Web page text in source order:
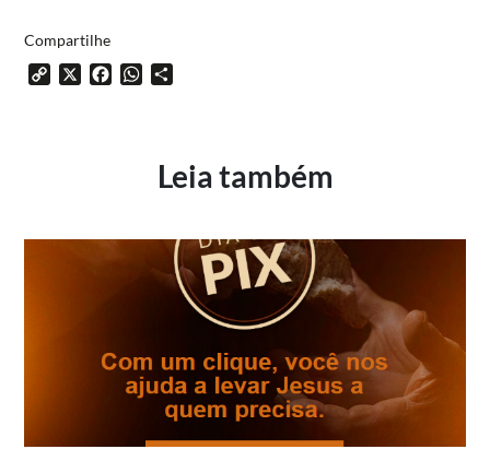
Compartilhe
Copy X FacebookWhatsApp
Leia também